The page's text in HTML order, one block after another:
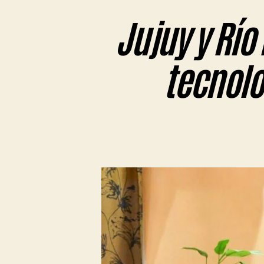
Jujuy y